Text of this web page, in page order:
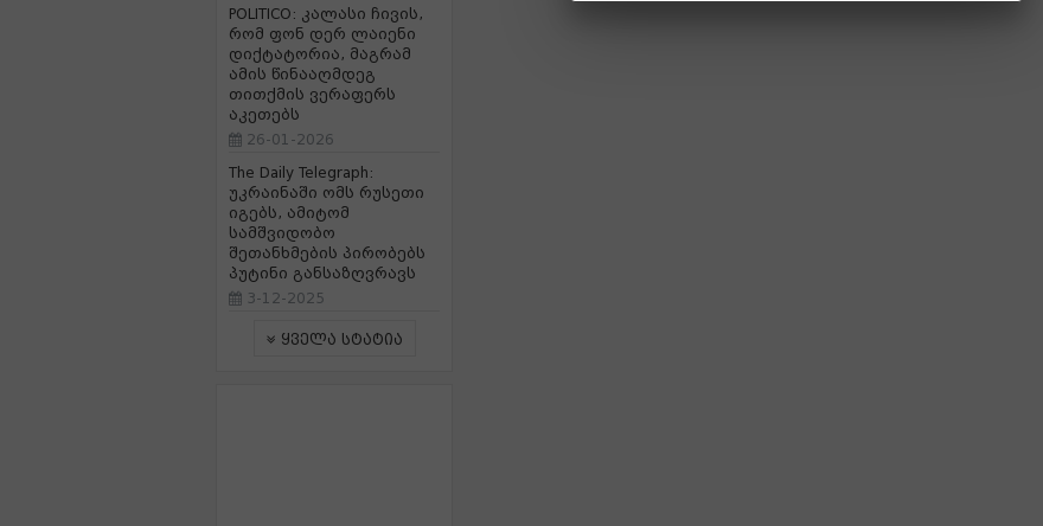
POLITICO: კალასი ჩივის,
რომ ფონ დერ ლაიენი
დიქტატორია, მაგრამ
ამის წინააღმდეგ
თითქმის ვერაფერს
აკეთებს
26-01-2026
The Daily Telegraph:
უკრაინაში ომს რუსეთი
იგებს, ამიტომ
სამშვიდობო
შეთანხმების პირობებს
პუტინი განსაზღვრავს
3-12-2025
ყველა სტატია